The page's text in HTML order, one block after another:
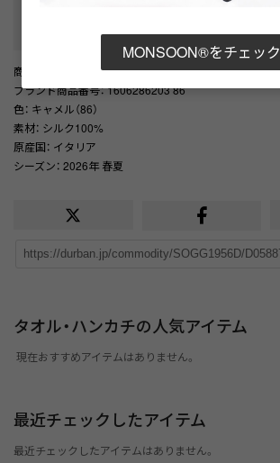
商品番号
： D05887EM002029
ブランド商品番号： 1606286203 86
色： キャメル（86）
素材： シルク100%
原産国： イタリア
シーズン： 2026年 春夏
タオル・ハンカチの人気アイテム
現在おすすめアイテムはありません。
最近チェックしたアイテム
最近チェックしたアイテムはありません。
MONSOON®をチェック